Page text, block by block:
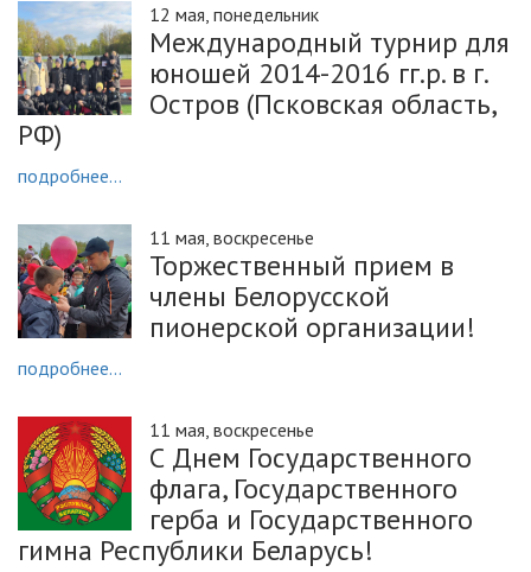
12 мая, понедельник
Международный турнир для
юношей 2014-2016 гг.р. в г.
Остров (Псковская область,
РФ)
подробнее...
11 мая, воскресенье
Торжественный прием в
члены Белорусской
пионерской организации!
подробнее...
11 мая, воскресенье
С Днем Государственного
флага, Государственного
герба и Государственного
гимна Республики Беларусь!